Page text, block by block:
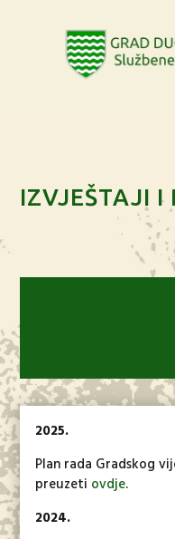
IZVJEŠTAJI I
2025.
Plan rada Gradskog
preuzeti ovdje.
2024.